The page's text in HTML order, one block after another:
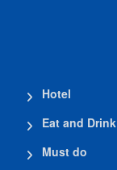
Hotel
Eat and Drink
Must do